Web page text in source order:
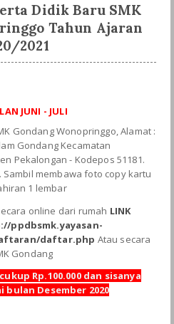
Didik Baru SMK
Tahun Ajaran
2021
JUNI - JULI
Gondang Wonopringgo, Alamat :
Gondang Kecamatan
Pekalongan - Kodepos 51181.
Sambil membawa foto copy kartu
1 lembar
online dari rumah LINK
ppdbsmk.yayasan-
daftar.php Atau secara
Gondang
Rp.100.000 dan sisanya
Desember 2020